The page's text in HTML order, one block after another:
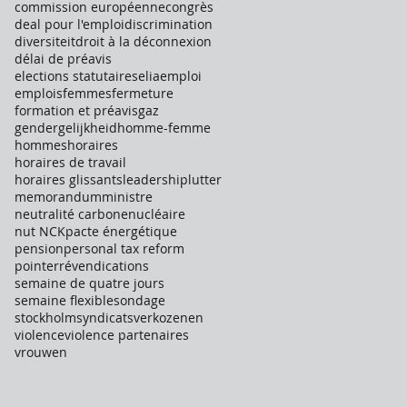
commission européennecongrès
deal pour l'emploidiscrimination
diversiteitdroit à la déconnexion
délai de préavis
elections statutaireseliaemploi
emploisfemmesfermeture
formation et préavisgaz
gendergelijkheidhomme-femme
hommeshoraires
horaires de travail
horaires glissantsleadershiplutter
memorandumministre
neutralité carbonenucléaire
nut NCKpacte énergétique
pensionpersonal tax reform
pointerrévendications
semaine de quatre jours
semaine flexiblesondage
stockholmsyndicatsverkozenen
violenceviolence partenaires
vrouwen